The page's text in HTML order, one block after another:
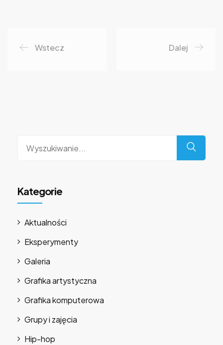
Wstecz Dalej
Kategorie
Aktualności
Eksperymenty
Galeria
Grafika artystyczna
Grafika komputerowa
Grupy i zajęcia
Hip-hop